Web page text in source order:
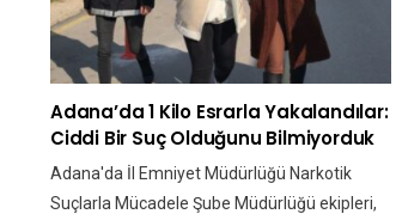
Adana’da 1 Kilo Esrarla Yakalandılar:
Ciddi Bir Suç Olduğunu Bilmiyorduk
Adana'da İl Emniyet Müdürlüğü Narkotik
Suçlarla Mücadele Şube Müdürlüğü ekipleri,